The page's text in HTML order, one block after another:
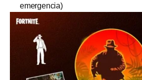
emergencia)